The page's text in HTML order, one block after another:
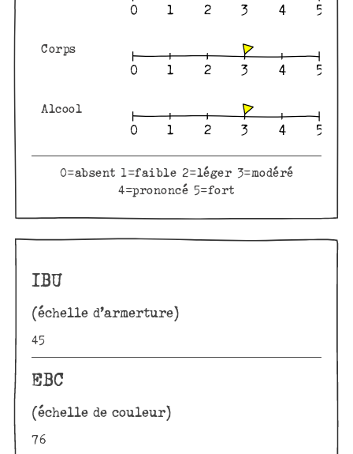
Corps
Alcool
0=absent 1=faible 2=léger 3=modéré
4=prononcé 5=fort
IBU
(échelle d’armerture)
45
EBC
(échelle de couleur)
76